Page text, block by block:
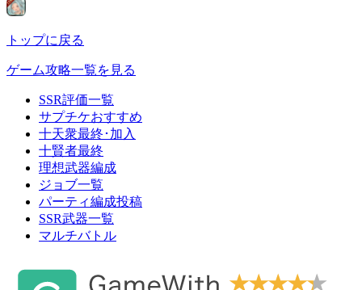
トップに戻る
ゲーム攻略一覧を見る
SSR評価一覧
サプチケおすすめ
十天衆最終･加入
十賢者最終
理想武器編成
ジョブ一覧
パーティ編成投稿
SSR武器一覧
マルチバトル